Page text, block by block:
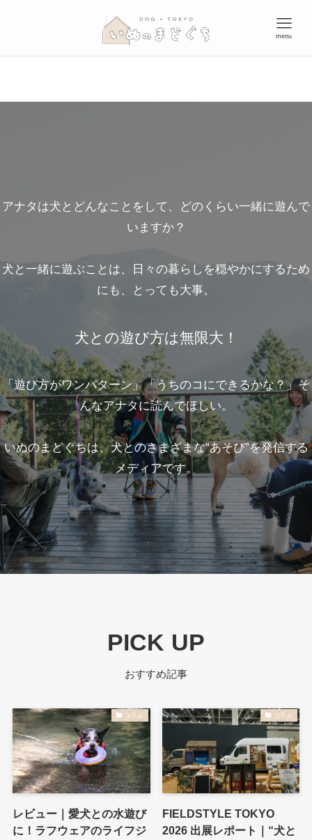
menu
アナタは犬とどんなことをして、どのくらい一緒に遊んで
いますか？
犬と一緒に遊ぶことは、日々の暮らしを穏やかにするため
にも、とっても大事。
犬との遊び方は無限大！
「遊び方がワンパターン」「うちのコにできるかな？」そ
んなアナタに読んでほしい。
いぬのまどぐちは、犬とのさまざまな“あそび”を発信する
メディアです。
PICK UP
おすすめ記事
コラム
レビュー｜愛犬との水遊び
に！ラフウェアのライフジ
コラム
FIELDSTYLE TOKYO
2026 出展レポート｜“犬と